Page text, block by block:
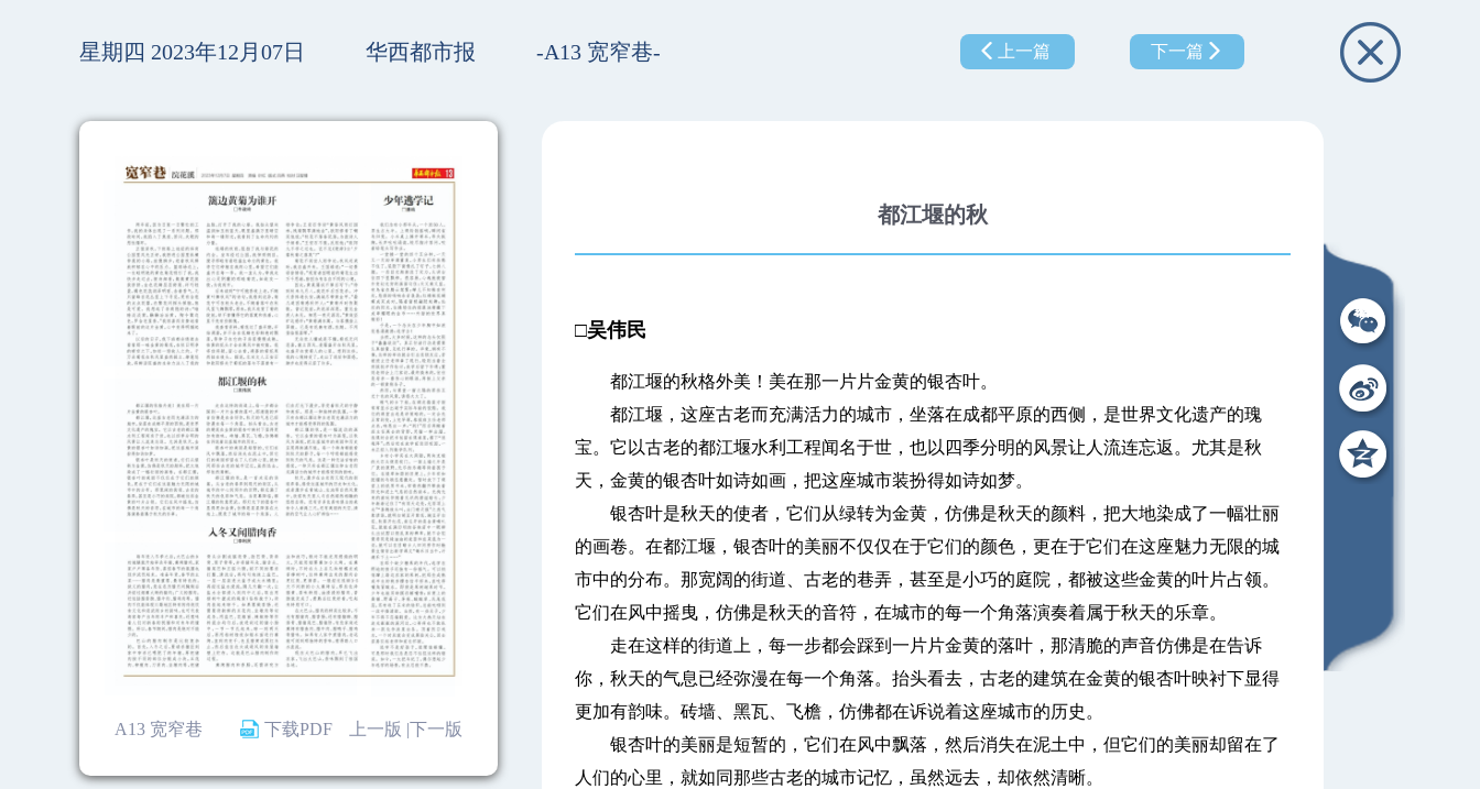
星期四 2023年12月07日 华西都市报 -A13 宽窄巷- 上一篇 下一篇
A13 宽窄巷 下载PDF 下一版
上一版 |
都江堰的秋
□吴伟民
都江堰的秋格外美！美在那一片片金黄的银杏叶。
都江堰，这座古老而充满活力的城市，坐落在成都平原的西侧，是世界文化遗产的瑰
宝。它以古老的都江堰水利工程闻名于世，也以四季分明的风景让人流连忘返。尤其是秋
天，金黄的银杏叶如诗如画，把这座城市装扮得如诗如梦。
银杏叶是秋天的使者，它们从绿转为金黄，仿佛是秋天的颜料，把大地染成了一幅壮丽
的画卷。在都江堰，银杏叶的美丽不仅仅在于它们的颜色，更在于它们在这座魅力无限的城
市中的分布。那宽阔的街道、古老的巷弄，甚至是小巧的庭院，都被这些金黄的叶片占领。
它们在风中摇曳，仿佛是秋天的音符，在城市的每一个角落演奏着属于秋天的乐章。
走在这样的街道上，每一步都会踩到一片片金黄的落叶，那清脆的声音仿佛是在告诉
你，秋天的气息已经弥漫在每一个角落。抬头看去，古老的建筑在金黄的银杏叶映衬下显得
更加有韵味。砖墙、黑瓦、飞檐，仿佛都在诉说着这座城市的历史。
银杏叶的美丽是短暂的，它们在风中飘落，然后消失在泥土中，但它们的美丽却留在了
人们的心里，就如同那些古老的城市记忆，虽然远去，却依然清晰。